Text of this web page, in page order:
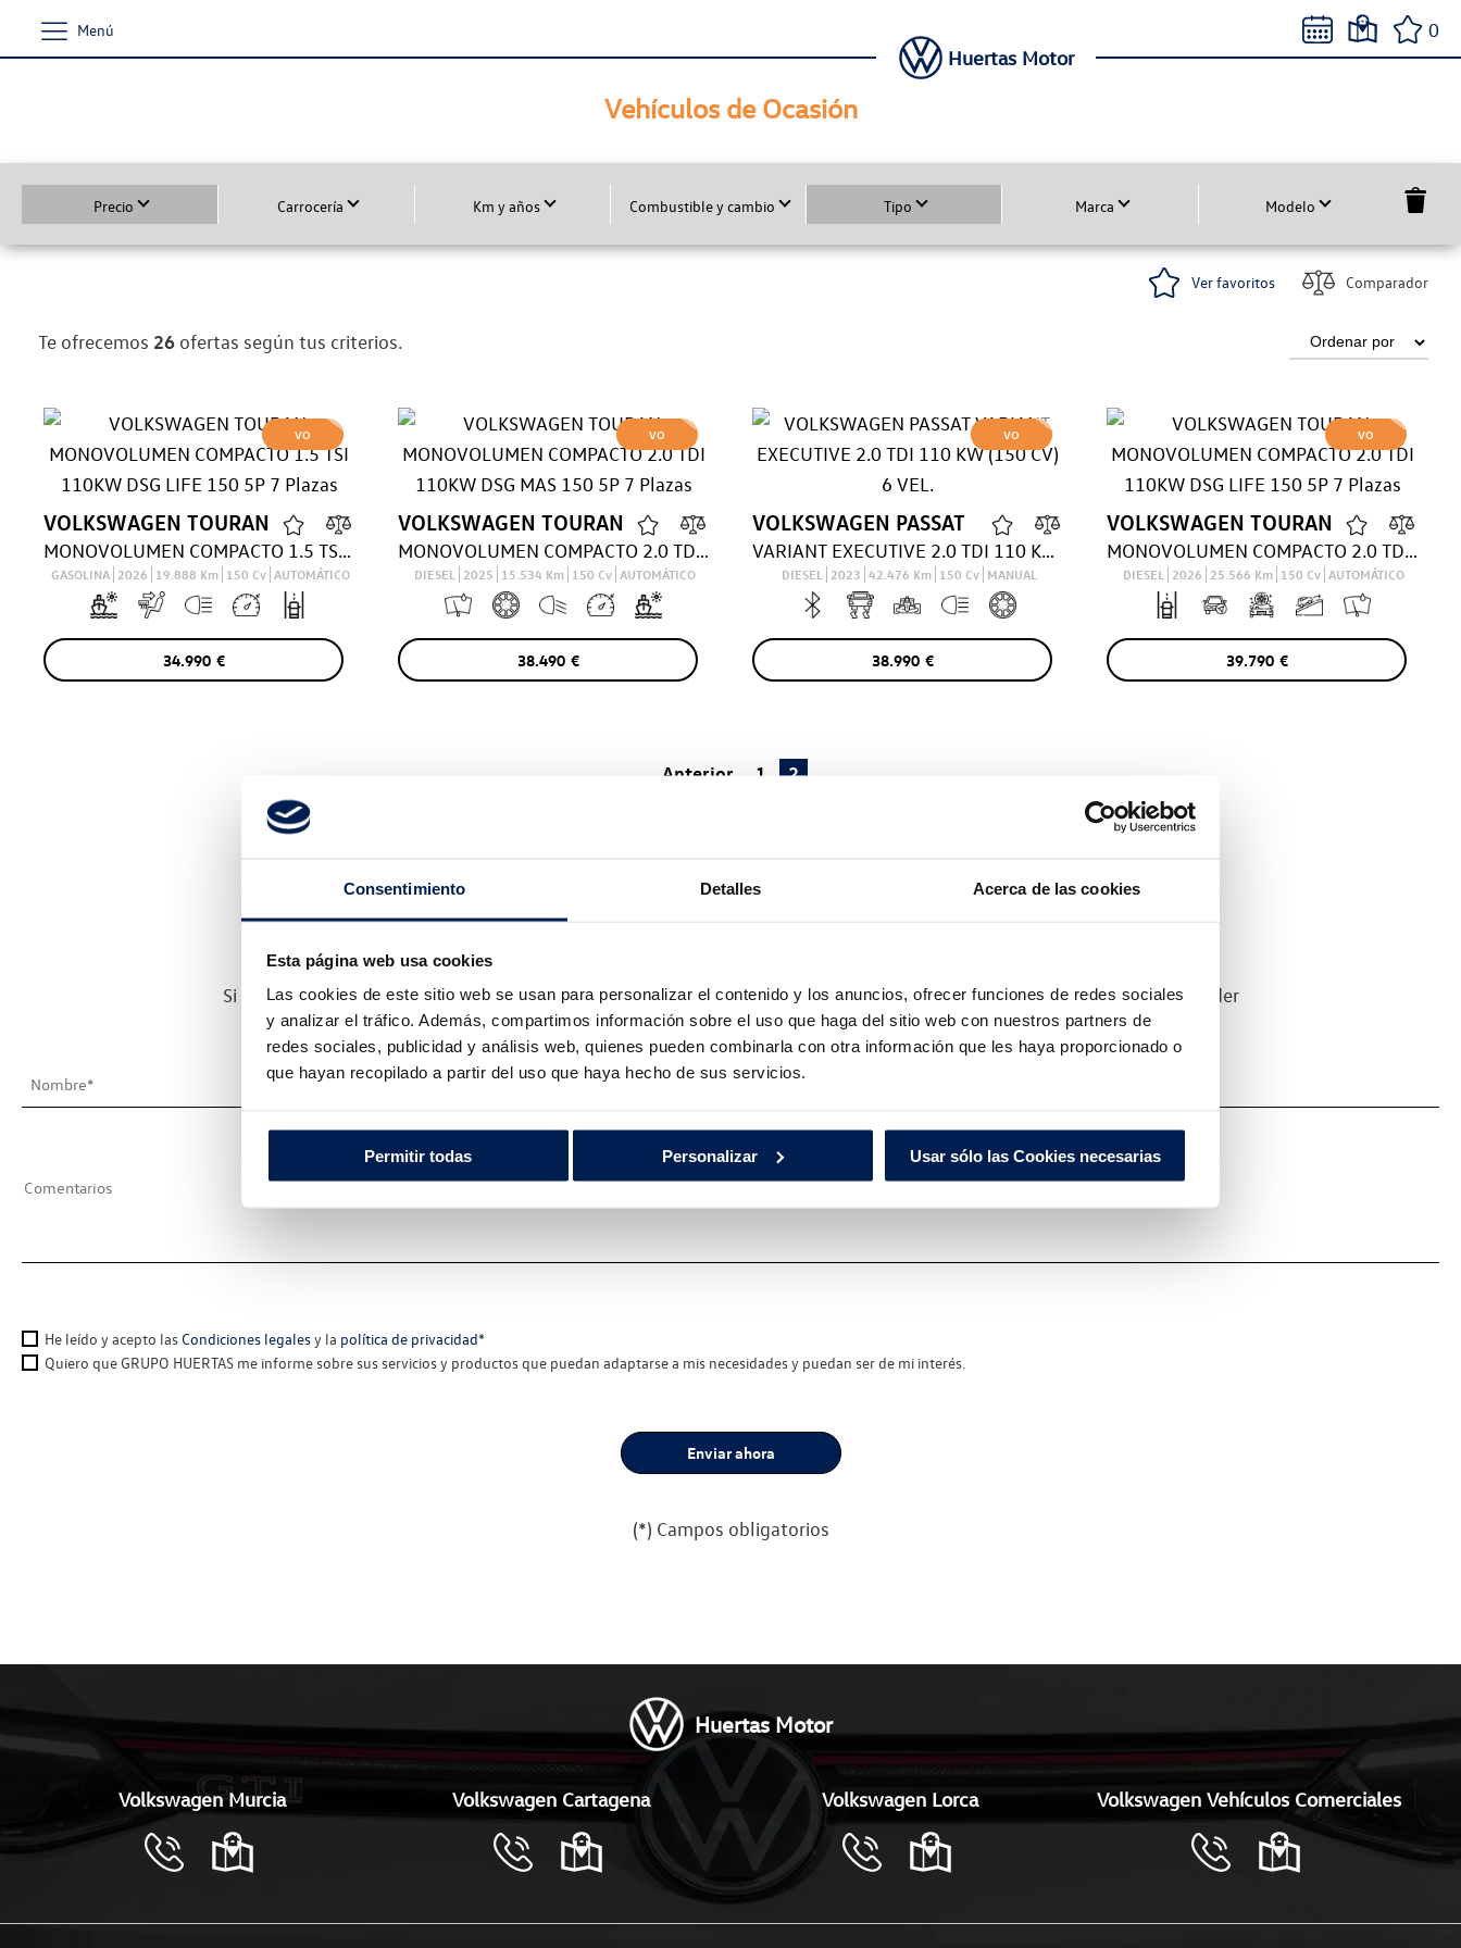
Consentimiento Detalles Acerca de las cookies
Esta página web usa cookies
Las cookies de este sitio web se usan para personalizar el contenido y los anuncios, ofrecer funciones de redes sociales
y analizar el tráfico. Además, compartimos información sobre el uso que haga del sitio web con nuestros partners de
redes sociales, publicidad y análisis web, quienes pueden combinarla con otra información que les haya proporcionado o
que hayan recopilado a partir del uso que haya hecho de sus servicios.
Usar sólo las Cookies necesarias
Personalizar
Permitir todas
Menú
0
Huertas Motor
Vehículos de Ocasión
Precio Carrocería Km y años Combustible y cambio Tipo Marca Modelo
Ver favoritos Comparador
Te ofrecemos 26 ofertas según tus criterios.
VO
VOLKSWAGEN TOURAN
MONOVOLUMEN COMPACTO 1.5 TSI 110KW DSG LIFE 150 5P 7 Plazas
GASOLINA 2026 19.888 Km 150 Cv AUTOMÁTICO
34.990 €
VO
VOLKSWAGEN TOURAN
MONOVOLUMEN COMPACTO 2.0 TDI 110KW DSG MAS 150 5P 7 Plazas
DIESEL 2025 15.534 Km 150 Cv AUTOMÁTICO
38.490 €
VO
VOLKSWAGEN PASSAT
VARIANT EXECUTIVE 2.0 TDI 110 KW (150 CV) 6 VEL.
DIESEL 2023 42.476 Km 150 Cv MANUAL
38.990 €
VO
VOLKSWAGEN TOURAN
MONOVOLUMEN COMPACTO 2.0 TDI 110KW DSG LIFE 150 5P 7 Plazas
DIESEL 2026 25.566 Km 150 Cv AUTOMÁTICO
39.790 €
Anterior 1 2
Si desea ponerse en contacto con nosotros rellene el siguiente formulario y envíenoslo. Seremos muy rápido en responder
He leído y acepto lasCondiciones legalesy la política de privacidad*
Quiero que GRUPO HUERTAS me informe sobre sus servicios y productos que puedan adaptarse a mis necesidades y puedan ser de mi interés.
(*) Campos obligatorios
Huertas Motor
Volkswagen Murcia Volkswagen Cartagena Volkswagen Lorca Volkswagen Vehículos Comerciales